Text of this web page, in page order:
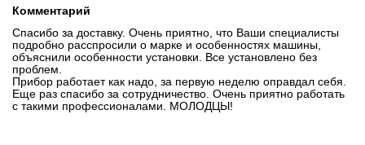
Комментарий
Спасибо за доставку. Очень приятно, что Ваши специалисты
подробно расспросили о марке и особенностях машины,
объяснили особенности установки. Все установлено без
проблем.
Прибор работает как надо, за первую неделю оправдал себя.
Еще раз спасибо за сотрудничество. Очень приятно работать
с такими профессионалами. МОЛОДЦЫ!